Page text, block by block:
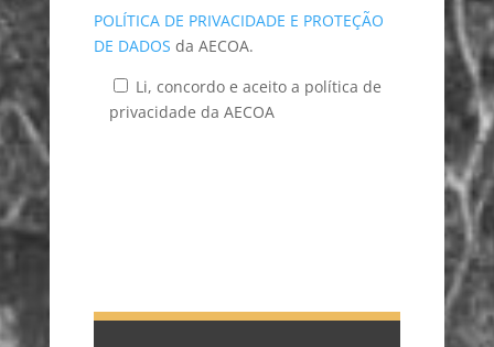
POLÍTICA DE PRIVACIDADE E PROTEÇÃO
DE DADOS da AECOA.
Li, concordo e aceito a política de
privacidade da AECOA